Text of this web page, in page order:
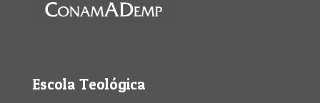
Escola Teológica